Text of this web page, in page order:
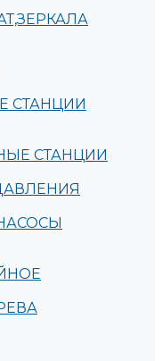
СТАНЦИИ
СТАНЦИИ